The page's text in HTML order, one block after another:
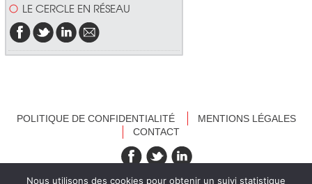
LE CERCLE EN RÉSEAU
POLITIQUE DE CONFIDENTIALITÉ
MENTIONS LÉGALES
CONTACT
recevez nos newsletters
Nous utilisons des cookies pour obtenir un suivi statistique